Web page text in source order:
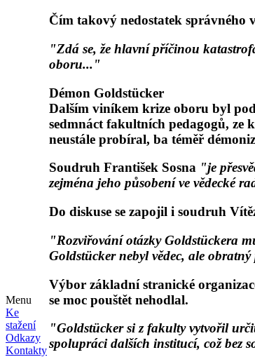
Menu
Ke
stažení
Odkazy
Kontakty
Čím takový nedostatek
"Zdá se, že hlavní příčinou
oboru..."
Démon Goldstücker
Dalším viníkem krize oboru byl
sedmnáct fakultních pedagogů, ze
neustále probíral, ba téměř
Soudruh František Sosna "je
zejména jeho působení ve vědecké
Do diskuse se zapojil i soudruh
"Rozviřování otázky Goldstückera
Goldstücker nebyl vědec, ale
Výbor základní stranické
se moc pouštět nehodlal.
"Goldstücker si z fakulty vytvořil
spolupráci dalších institucí, což bez